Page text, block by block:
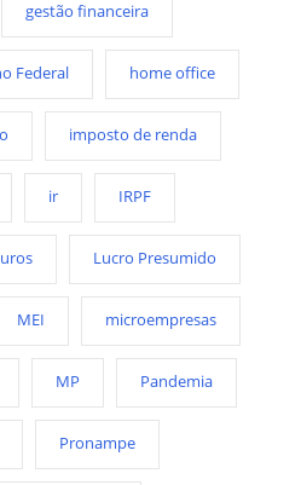
gestão financeira
Federal home office
imposto de renda
ir IRPF
Lucro Presumido
MEI microempresas
MP Pandemia
Pronampe